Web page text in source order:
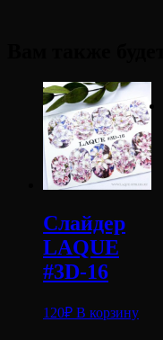
Слайдер
LAQUE
#3D-16
120₽ В корзину